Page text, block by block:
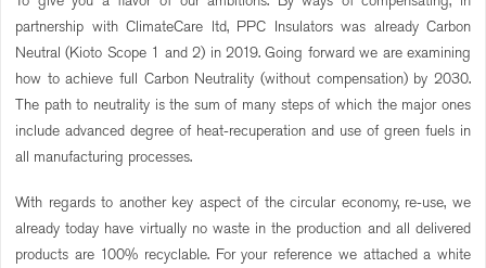
partnership with ClimateCare ltd, PPC Insulators was already Carbon
Neutral (Kioto Scope 1 and 2) in 2019. Going forward we are examining
how to achieve full Carbon Neutrality (without compensation) by 2030.
The path to neutrality is the sum of many steps of which the major ones
include advanced degree of heat-recuperation and use of green fuels in
all manufacturing processes.
With regards to another key aspect of the circular economy, re-use, we
already today have virtually no waste in the production and all delivered
products are 100% recyclable. For your reference we attached a white